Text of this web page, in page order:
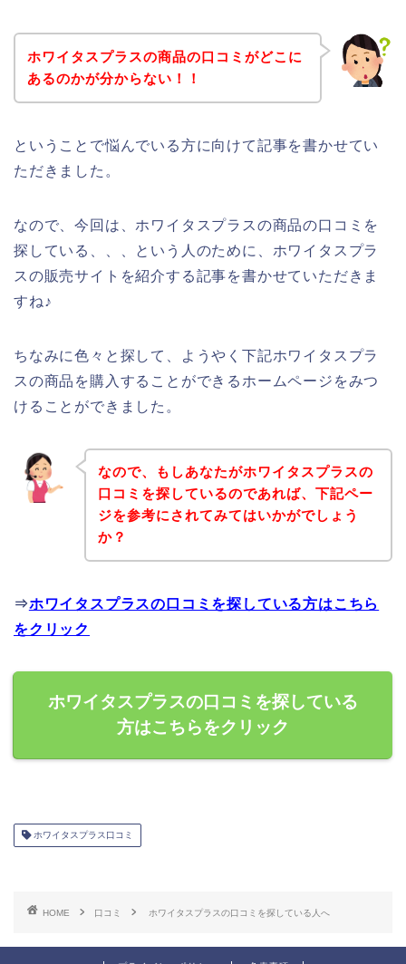
ホワイタスプラスの商品の口コミがどこに
あるのかが分からない！！
ということで悩んでいる方に向けて記事を書かせてい
ただきました。
なので、今回は、ホワイタスプラスの商品の口コミを
探している、、、という人のために、ホワイタスプラ
スの販売サイトを紹介する記事を書かせていただきま
すね♪
ちなみに色々と探して、ようやく下記ホワイタスプラ
スの商品を購入することができるホームページをみつ
けることができました。
なので、もしあなたがホワイタスプラスの
口コミを探しているのであれば、下記ペー
ジを参考にされてみてはいかがでしょう
か？
⇒ホワイタスプラスの口コミを探している方はこちら
をクリック
ホワイタスプラスの口コミを探している
方はこちらをクリック
ホワイタスプラス口コミ
HOME 口コミ ホワイタスプラスの口コミを探している人へ